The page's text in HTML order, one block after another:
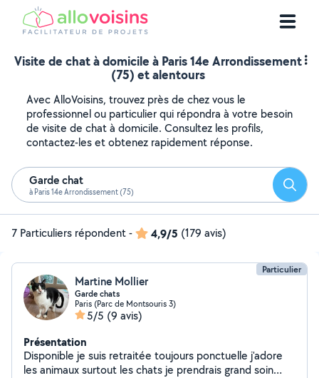
Visite de chat à domicile à Paris 14e Arrondissement
(75) et alentours
Avec AlloVoisins, trouvez près de chez vous le
professionnel ou particulier qui répondra à votre besoin
de visite de chat à domicile. Consultez les profils,
contactez-les et obtenez rapidement réponse.
Garde chat
à Paris 14e Arrondissement (75)
7 Particuliers répondent- 4,9/5 (179 avis)
Particulier
Martine Mollier
Garde chats
Paris (Parc de Montsouris 3)
5/5 (9 avis)
Présentation
Disponible je suis retraitée toujours ponctuelle j'adore
les animaux surtout les chats je prendrais grand soin